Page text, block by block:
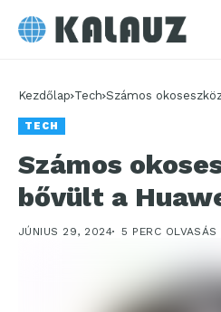
Kezdőlap Tech Számos
TECH
Számos
bővült a
JÚNIUS 29, 2024 5 PERC OLVASÁS